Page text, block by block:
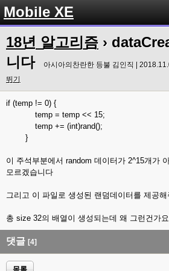
Mobile XE
18년 알고리즘 ›
니다
아시아의찬란한 등불 김인직 |
뛰기
if (temp != 0) {
temp = temp << 15;
temp += (int)rand();
}
이 주석부분에서 random 데이터가 2^15개가
모르겠습니다
그리고 이 파일로 생성된 랜덤데이터를 제공
총 size 32의 배열이 생성되는데 왜 그런건가
댓글 [4]
목록